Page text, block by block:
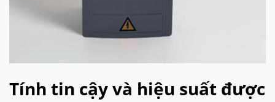
Tính tin cậy và hiệu suất được